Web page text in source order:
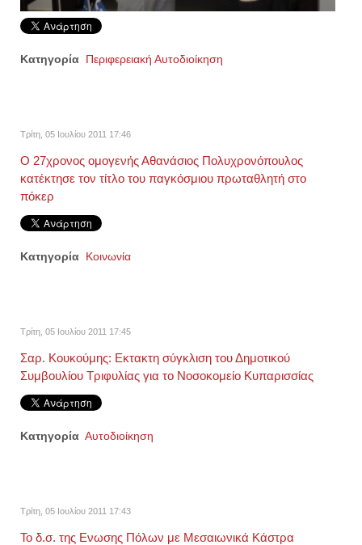
Κατηγορία Περιφερειακή Αυτοδιοίκηση
Τρίτη, 05 Ιουλίου 2011 17:46
Ο 27χρονος ομογενής Αθανάσιος Πολυχρονόπουλος
κατέκτησε τον τίτλο του παγκόσμιου πρωταθλητή στο
πόκερ
Κατηγορία Κοινωνία
Τρίτη, 05 Ιουλίου 2011 17:45
Σαρ. Κουκούμης: Εκτακτη σύγκλιση του Δημοτικού
Συμβουλίου Τριφυλίας για το Νοσοκομείο Κυπαρισσίας
Κατηγορία Αυτοδιοίκηση
Τρίτη, 05 Ιουλίου 2011 17:43
Το δ.σ. της Ενωσης Πόλων με Μεσαιωνικά Κάστρα